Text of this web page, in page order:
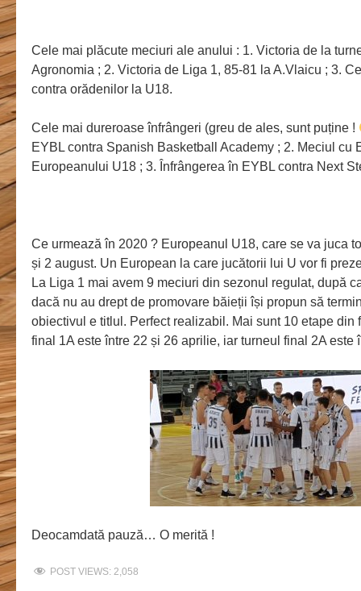
Cele mai plăcute meciuri ale anului : 1. Victoria de la
Agronomia ; 2. Victoria de Liga 1, 85-81 la A.Vlaicu ; 3.
contra orădenilor la U18.
Cele mai dureroase înfrângeri (greu de ales, sunt puține !
EYBL contra Spanish Basketball Academy ; 2. Meciul cu
Europeanului U18 ; 3. Înfrângerea în EYBL contra Next
Ce urmează în 2020 ? Europeanul U18, care se va juca
și 2 august. Un European la care jucătorii lui U vor fi
La Liga 1 mai avem 9 meciuri din sezonul regulat, după
dacă nu au drept de promovare băieții își propun să
obiectivul e titlul. Perfect realizabil. Mai sunt 10 etape din
final 1A este între 22 și 26 aprilie, iar turneul final 2A este
Deocamdată pauză… O merită !
POST VIEWS: 2,058